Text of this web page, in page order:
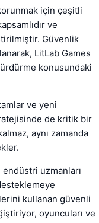
için çeşitli
ve
Güvenlik
LitLab Games
konusundaki
ve yeni
de kritik bir
aynı zamanda
endüstri uzmanları
kullanan güvenli
oyuncuları ve